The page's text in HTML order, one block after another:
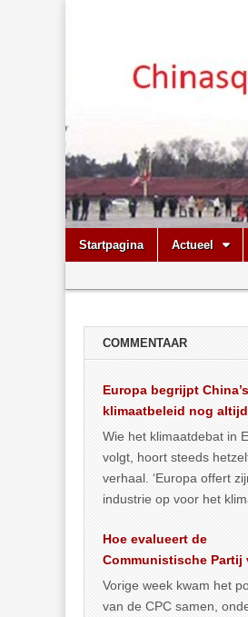
Main
menu
Skip
Startpagina Actueel
menu
COMMENTAAR
Europa begrijpt China’s
klimaatbeleid nog
Wie het klimaatdebat in
volgt, hoort steeds
verhaal. ‘Europa offert
industrie op voor het
vergroening… >> lees
Hoe evalueert de
Communistische Partij
China de economische
situatie?
Vorige week kwam het
van de CPC samen,